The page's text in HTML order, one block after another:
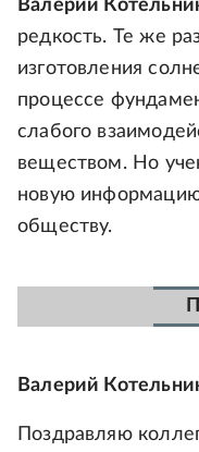
Валерий
редкость. Те же
изготовления
процессе
слабого
веществом. Но
новую
обществу.
Валерий
Поздравляю